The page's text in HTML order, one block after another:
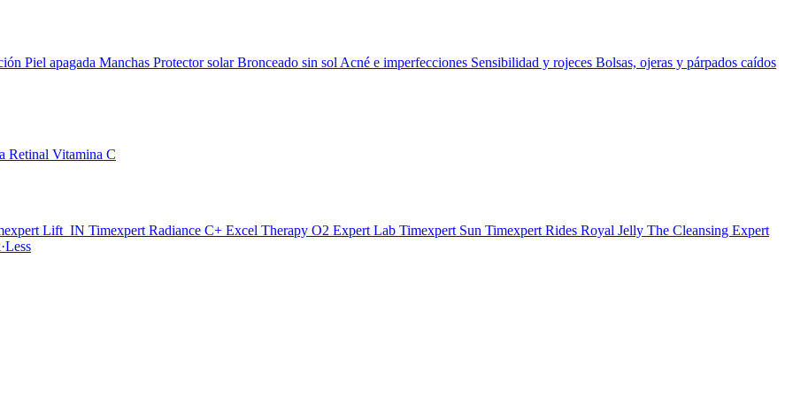
Piel apagada Manchas Protector solarBronceado sin sol Acné e imperfecciones Sensibilidad y rojeces Bolsas, ojeras y párpados caídos
Retinal Vitamina C
Lift_IN Timexpert Radiance C+ Excel Therapy O2 Expert Lab Timexpert Sun Timexpert Rides Royal Jelly The Cleansing Expert